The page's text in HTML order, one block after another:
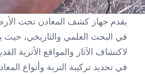
يقدم جهاز كشف المعادن تحت
في البحث العلمي والتاريخي،
لاكتشاف الآثار والمواقع الأثرية
في تحديد تركيبة التربة وأنواع